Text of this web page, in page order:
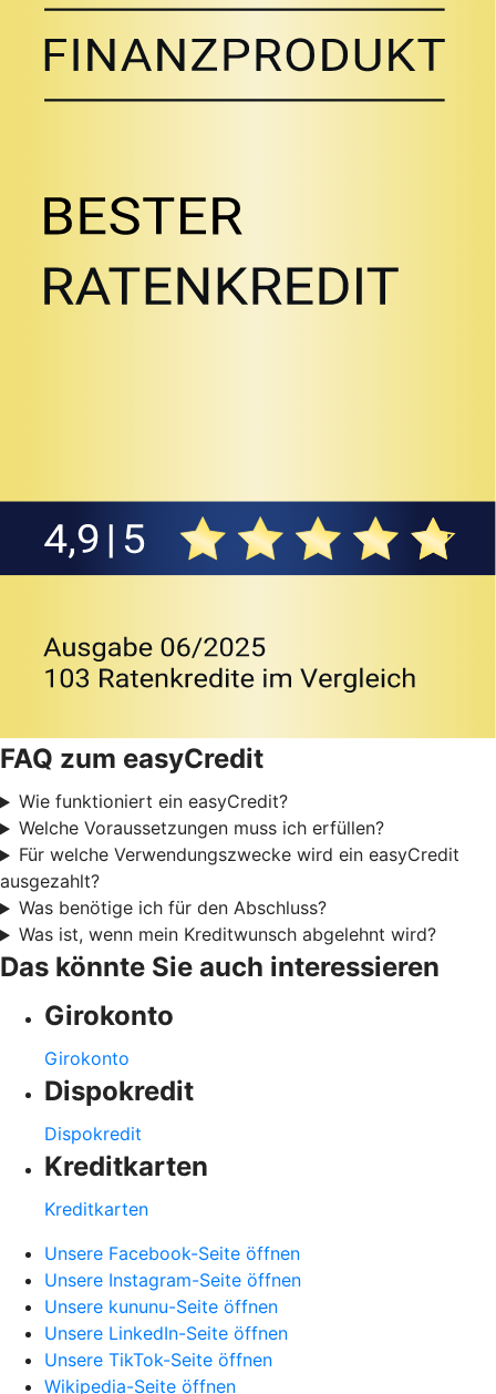
FAQ zum easyCredit
Wie funktioniert ein easyCredit?
Welche Voraussetzungen muss ich erfüllen?
Für welche Verwendungszwecke wird ein easyCredit
ausgezahlt?
Was benötige ich für den Abschluss?
Was ist, wenn mein Kreditwunsch abgelehnt wird?
Das könnte Sie auch interessieren
Girokonto
Girokonto
Dispokredit
Dispokredit
Kreditkarten
Kreditkarten
Unsere Facebook-Seite öffnen
Unsere Instagram-Seite öffnen
Unsere kununu-Seite öffnen
Unsere LinkedIn-Seite öffnen
Unsere TikTok-Seite öffnen
Wikipedia-Seite öffnen